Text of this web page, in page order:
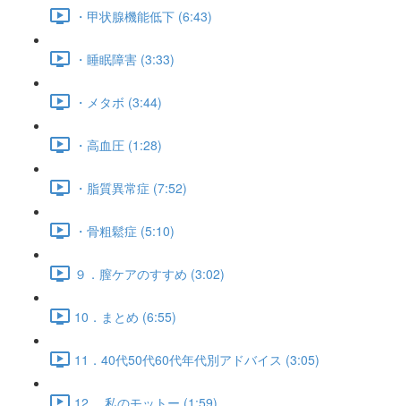
・甲状腺機能低下 (6:43)
・睡眠障害 (3:33)
・メタボ (3:44)
・高血圧 (1:28)
・脂質異常症 (7:52)
・骨粗鬆症 (5:10)
９．膣ケアのすすめ (3:02)
10．まとめ (6:55)
11．40代50代60代年代別アドバイス (3:05)
12. 私のモットー (1:59)